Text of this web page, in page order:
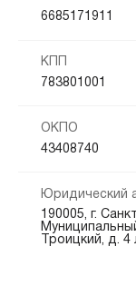
6685171911
КПП
783801001
ОКПО
43408740
Юридический
190005, г.
Троицкий, д.